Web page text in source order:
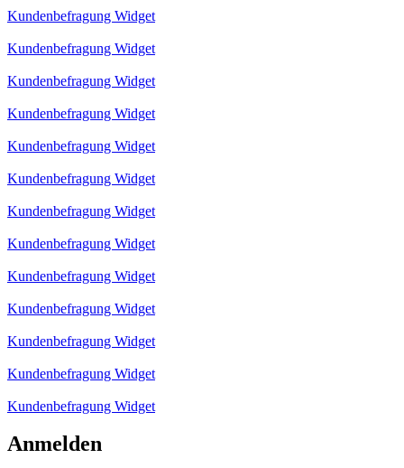
Kundenbefragung Widget
Kundenbefragung Widget
Kundenbefragung Widget
Kundenbefragung Widget
Kundenbefragung Widget
Kundenbefragung Widget
Kundenbefragung Widget
Kundenbefragung Widget
Kundenbefragung Widget
Kundenbefragung Widget
Kundenbefragung Widget
Kundenbefragung Widget
Kundenbefragung Widget
Anmelden